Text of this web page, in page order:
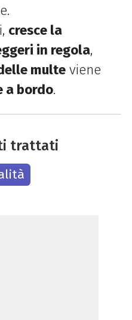
cresce la
in regola,
multeviene
a bordo.
trattati